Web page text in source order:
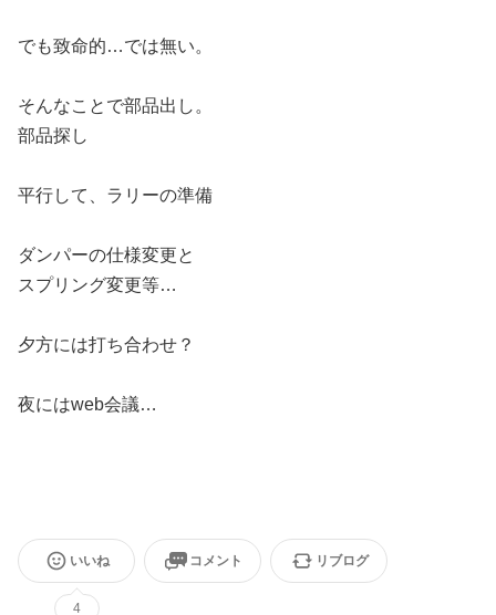
でも致命的…では無い。
そんなことで部品出し。
部品探し
平行して、ラリーの準備
ダンパーの仕様変更と
スプリング変更等…
夕方には打ち合わせ？
夜にはweb会議…
いいね
4
コメント リブログ